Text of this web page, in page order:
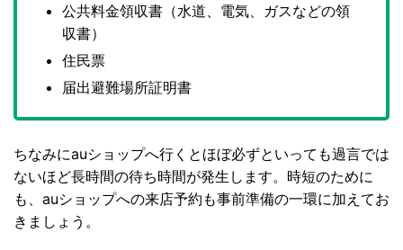
公共料金領収書（水道、電気、ガスなどの領
収書）
住民票
届出避難場所証明書
ちなみにauショップへ行くとほぼ必ずといっても過言では
ないほど長時間の待ち時間が発生します。時短のために
も、auショップへの来店予約も事前準備の一環に加えてお
きましょう。